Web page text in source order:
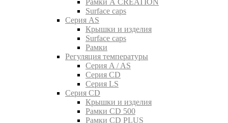
Рамки A CREATION
Surface caps
Серия AS
Крышки и изделия
Surface caps
Рамки
Регуляция температуры
Серия A / AS
Серия CD
Серия LS
Серия CD
Крышки и изделия
Рамки CD 500
Рамки CD PLUS